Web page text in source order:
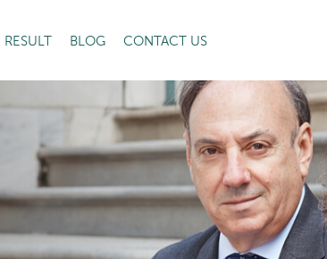
RESULT BLOG CONTACT US